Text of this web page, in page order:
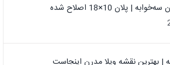
| پلان 10×18 اصلاح شده
| بهترین نقشه ویلا مدرن اینجاست